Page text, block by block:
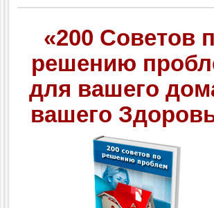
«200 Советов
решению
для вашего
вашего